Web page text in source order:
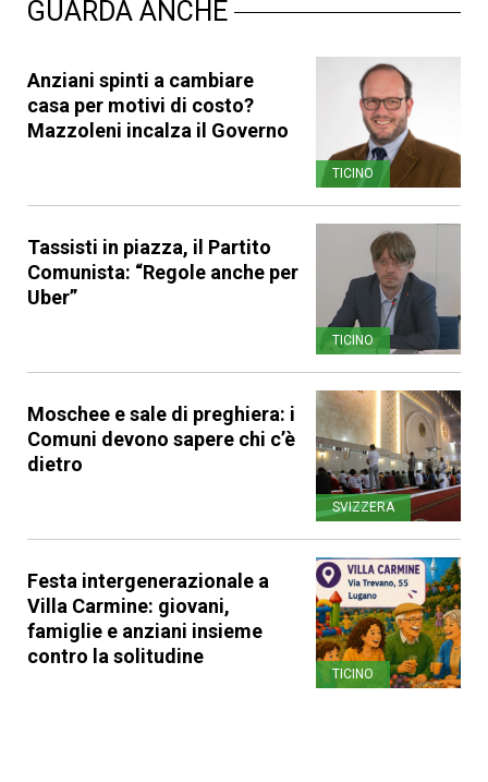
GUARDA ANCHE
Anziani spinti a cambiare
casa per motivi di costo?
Mazzoleni incalza il Governo
TICINO
Tassisti in piazza, il Partito
Comunista: “Regole anche per
Uber”
TICINO
Moschee e sale di preghiera: i
Comuni devono sapere chi c’è
dietro
SVIZZERA
Festa intergenerazionale a
Villa Carmine: giovani,
famiglie e anziani insieme
contro la solitudine
TICINO